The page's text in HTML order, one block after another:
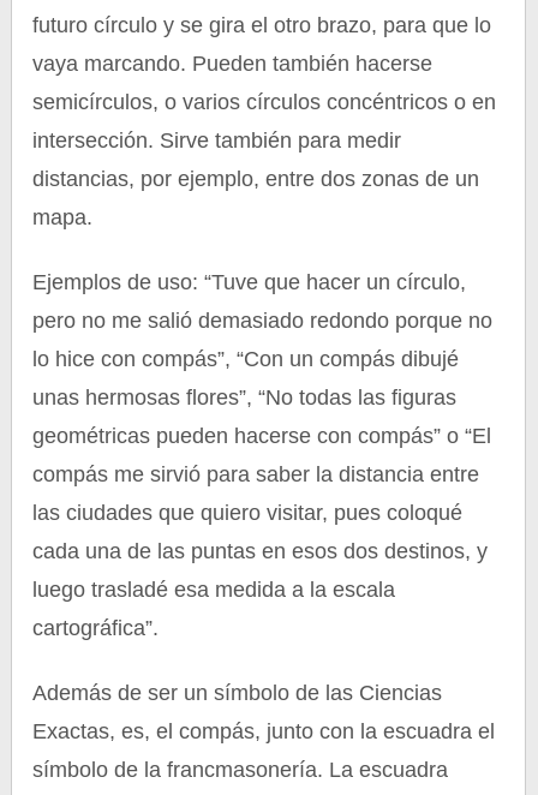
futuro círculo y se gira el otro brazo, para que lo
vaya marcando. Pueden también hacerse
semicírculos, o varios círculos concéntricos o en
intersección. Sirve también para medir
distancias, por ejemplo, entre dos zonas de un
mapa.
Ejemplos de uso: “Tuve que hacer un círculo,
pero no me salió demasiado redondo porque no
lo hice con compás”, “Con un compás dibujé
unas hermosas flores”, “No todas las figuras
geométricas pueden hacerse con compás” o “El
compás me sirvió para saber la distancia entre
las ciudades que quiero visitar, pues coloqué
cada una de las puntas en esos dos destinos, y
luego trasladé esa medida a la escala
cartográfica”.
Además de ser un símbolo de las Ciencias
Exactas, es, el compás, junto con la escuadra el
símbolo de la francmasonería. La escuadra